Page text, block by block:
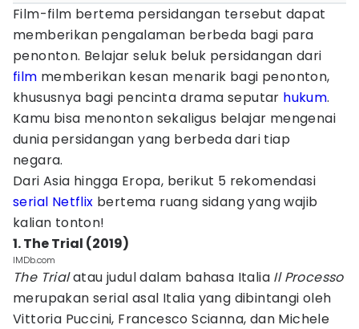
Film-film bertema persidangan tersebut dapat
memberikan pengalaman berbeda bagi para
penonton. Belajar seluk beluk persidangan dari
film memberikan kesan menarik bagi penonton,
khususnya bagi pencinta drama seputar hukum.
Kamu bisa menonton sekaligus belajar mengenai
dunia persidangan yang berbeda dari tiap
negara.
Dari Asia hingga Eropa, berikut 5 rekomendasi
serial Netflix bertema ruang sidang yang wajib
kalian tonton!
1. The Trial (2019)
IMDb.com
The Trialatau judul dalam bahasa Italia Il Processo
merupakan serial asal Italia yang dibintangi oleh
Vittoria Puccini, Francesco Scianna, dan Michele